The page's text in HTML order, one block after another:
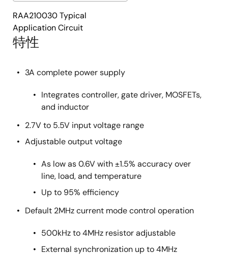
特性
3A complete power supply
Integrates controller, gate driver, MOSFETs,
and inductor
2.7V to 5.5V input voltage range
Adjustable output voltage
As low as 0.6V with ±1.5% accuracy over
line, load, and temperature
Up to 95% efficiency
Default 2MHz current mode control operation
500kHz to 4MHz resistor adjustable
External synchronization up to 4MHz
RAA210030 Typical
Application Circuit